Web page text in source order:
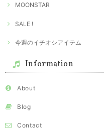
MOONSTAR
SALE !
今週のイチオシアイテム
Information
About
Blog
Contact